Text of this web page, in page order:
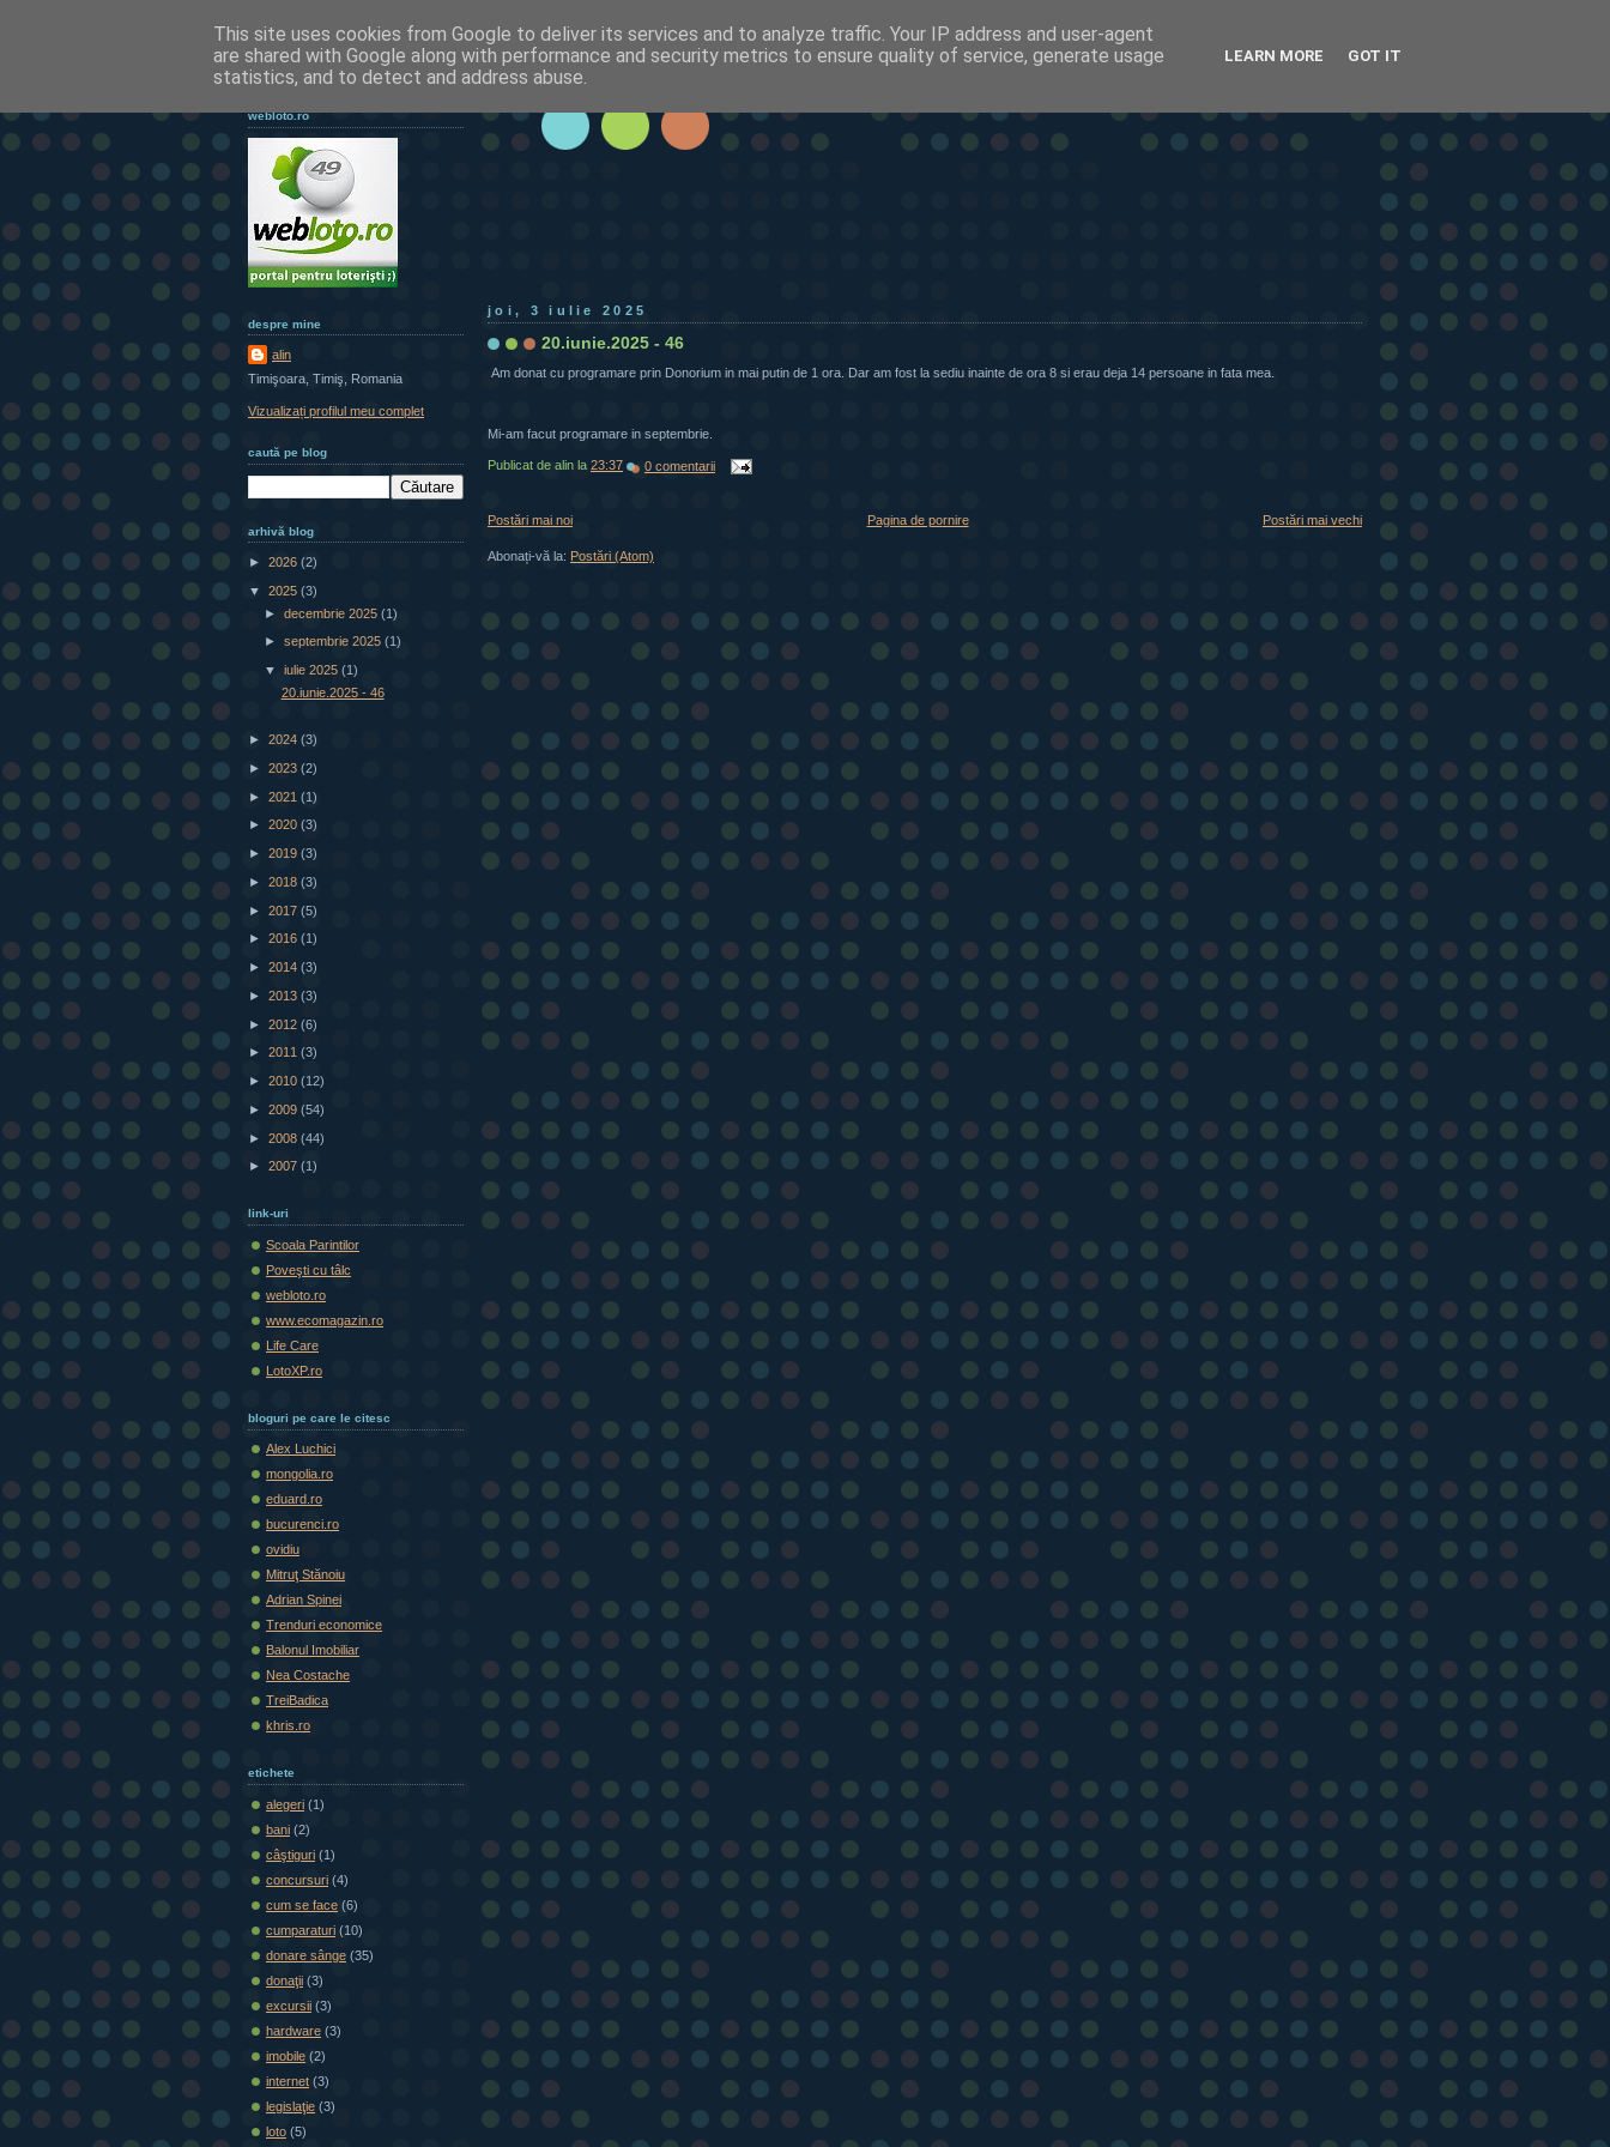
joi, 3 iulie 2025
20.iunie.2025 - 46
Am donat cu programare prin Donorium in mai putin de 1 ora. Dar am fost la sediu inainte de ora 8 si erau deja 14 persoane in fata mea.
Mi-am facut programare in septembrie.
Publicat de alin la 23:37 0 comentarii
Postări mai noi Postări mai vechi
Pagina de pornire
Abonați-vă la: Postări (Atom)
webloto.ro
despre mine
alin
Timişoara, Timiş, Romania
Vizualizați profilul meu complet
caută pe blog
arhivă blog
► 2026 (2)
▼ 2025 (3)
►decembrie 2025(1)
►septembrie 2025(1)
▼iulie 2025(1)
20.iunie.2025 - 46
► 2024 (3)
► 2023 (2)
► 2021 (1)
► 2020 (3)
► 2019 (3)
► 2018 (3)
► 2017 (5)
► 2016 (1)
► 2014 (3)
► 2013 (3)
► 2012 (6)
► 2011 (3)
► 2010 (12)
► 2009 (54)
► 2008 (44)
► 2007 (1)
link-uri
Scoala Parintilor
Poveşti cu tâlc
webloto.ro
www.ecomagazin.ro
Life Care
LotoXP.ro
bloguri pe care le citesc
Alex Luchici
mongolia.ro
eduard.ro
bucurenci.ro
ovidiu
Mitruţ Stănoiu
Adrian Spinei
Trenduri economice
Balonul Imobiliar
Nea Costache
TreiBadica
khris.ro
etichete
alegeri (1)
bani (2)
câştiguri (1)
concursuri (4)
cum se face (6)
cumparaturi (10)
donare sânge (35)
donaţii (3)
excursii (3)
hardware (3)
imobile (2)
internet (3)
legislaţie (3)
loto (5)
This site uses cookies from Google to deliver its services and to analyze traffic. Your IP address and user-agent
are shared with Google along with performance and security metrics to ensure quality of service, generate usage
statistics, and to detect and address abuse.
LEARN MORE GOT IT